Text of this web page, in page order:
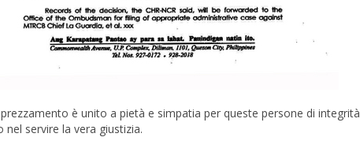
è unito a pietà e simpatia per queste persone di integrità
nel servire la vera giustizia.